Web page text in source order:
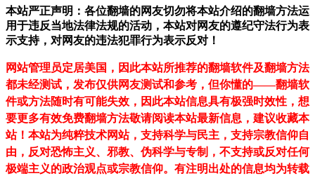
本站严正声明：各位翻墙的网友切勿将本站介绍的翻墙方法运
用于违反当地法律法规的活动，本站对网友的遵纪守法行为表
示支持，对网友的违法犯罪行为表示反对！
网站管理员定居美国，因此本站所推荐的翻墙软件及翻墙方法
都未经测试，发布仅供网友测试和参考，但你懂的——翻墙软
件或方法随时有可能失效，因此本站信息具有极强时效性，想
要更多有效免费翻墙方法敬请阅读本站最新信息，建议收藏本
站！ 本站为纯粹技术网站，支持科学与民主，支持宗教信仰自
由，反对恐怖主义、邪教、伪科学与专制，不支持或反对任何
极端主义的政治观点或宗教信仰。有注明出处的信息均为转载